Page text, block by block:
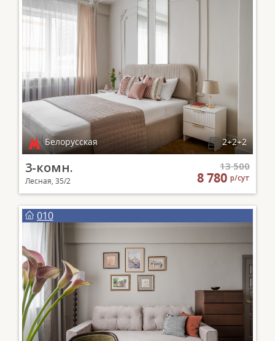
Белорусская 2+2+2
3-комн.
Лесная, 35/2
13 500
8 780р/сут
010